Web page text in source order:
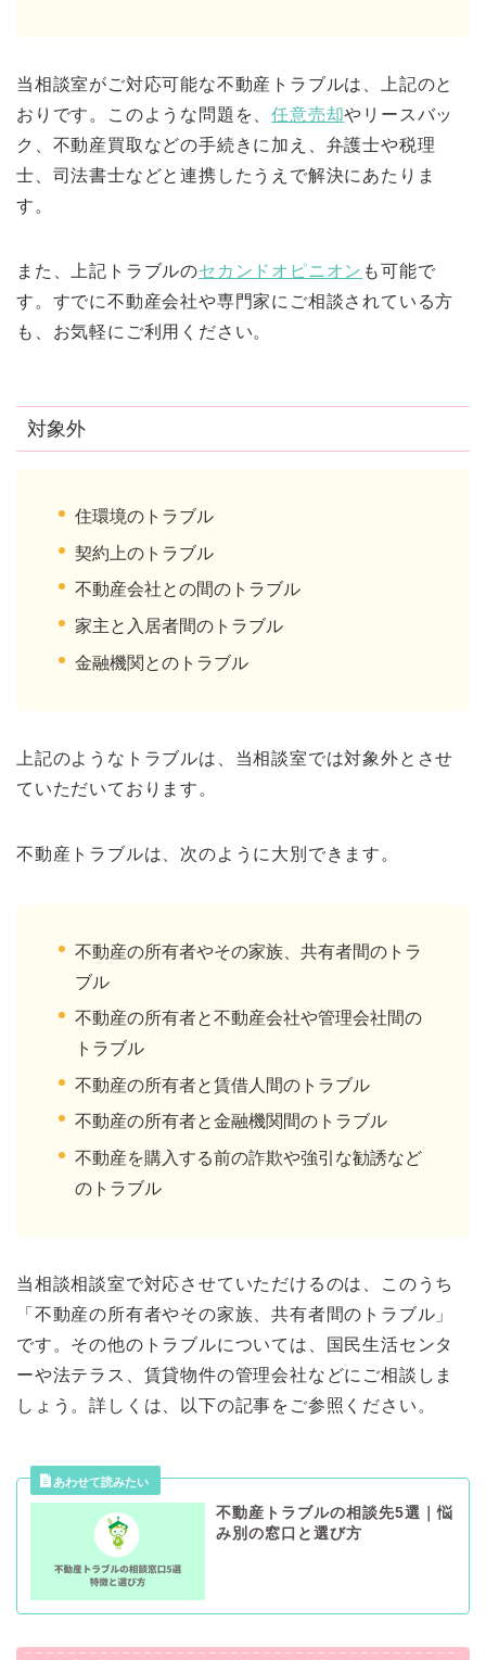
当相談室がご対応可能な不動産トラブルは、上記のと
おりです。このような問題を、任意売却やリースバッ
ク、不動産買取などの手続きに加え、弁護士や税理
士、司法書士などと連携したうえで解決にあたりま
す。
また、上記トラブルのセカンドオピニオン も可能で
す。すでに不動産会社や専門家にご相談されている方
も、お気軽にご利用ください。
対象外
住環境のトラブル
契約上のトラブル
不動産会社との間のトラブル
家主と入居者間のトラブル
金融機関とのトラブル
上記のようなトラブルは、当相談室では対象外とさせ
ていただいております。
不動産トラブルは、次のように大別できます。
不動産の所有者やその家族、共有者間のトラ
ブル
不動産の所有者と不動産会社や管理会社間の
トラブル
不動産の所有者と賃借人間のトラブル
不動産の所有者と金融機関間のトラブル
不動産を購入する前の詐欺や強引な勧誘など
のトラブル
当相談相談室で対応させていただけるのは、このうち
「不動産の所有者やその家族、共有者間のトラブル」
です。その他のトラブルについては、国民生活センタ
ーや法テラス、賃貸物件の管理会社などにご相談しま
しょう。詳しくは、以下の記事をご参照ください。
不動産トラブルの相談先5選｜悩
み別の窓口と選び方